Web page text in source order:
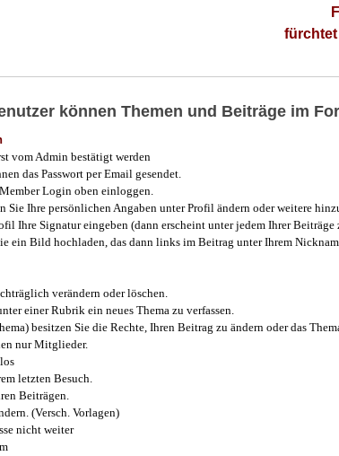
fürchtet
können Themen und Beiträge im
vom Admin bestätigt werden
das Passwort per Email gesendet.
Login oben einloggen.
Sie Ihre persönlichen Angaben unter Profil ändern oder weitere
Ihre Signatur eingeben (dann erscheint unter jedem Ihrer Beiträge
ein Bild hochladen, das dann links im Beitrag unter Ihrem
verändern oder löschen.
einer Rubrik ein neues Thema zu verfassen.
besitzen Sie die Rechte, Ihren Beitrag zu ändern oder das
nur Mitglieder.
letzten Besuch.
Beiträgen.
(Versch. Vorlagen)
nicht weiter